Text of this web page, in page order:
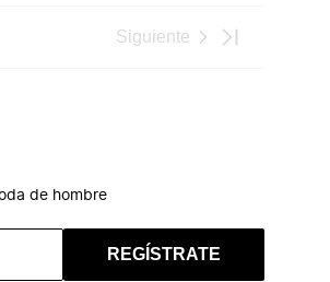
Siguiente
de hombre
REGÍSTRATE